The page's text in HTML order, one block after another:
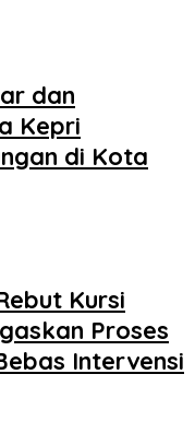
dan
Kepri
di Kota
Kursi
Proses
Intervensi